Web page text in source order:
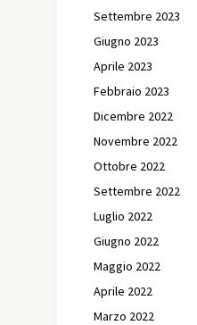
Settembre 2023
Giugno 2023
Aprile 2023
Febbraio 2023
Dicembre 2022
Novembre 2022
Ottobre 2022
Settembre 2022
Luglio 2022
Giugno 2022
Maggio 2022
Aprile 2022
Marzo 2022